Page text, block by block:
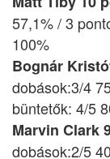
57,1% / 3
100%
Bognár
dobások:3/4
büntetők: 4/5
Marvin Clark
dobások:2/5